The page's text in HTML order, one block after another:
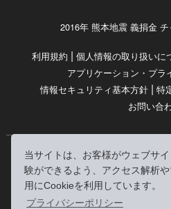
当サイトは、お客様がウェブサ
験ができるよう、アクセス解析
用にCookieを利用しています。
プライバシーポリシー
2016年 熊本地震 義捐金
利用規約 | 個人情報の取り扱いに
アプリケーション・プラ
情報セキュリティ基本方針 | 特
お問い合
© RRJ
（kikubon/キクボン/きく本/
株式会社RRJの登